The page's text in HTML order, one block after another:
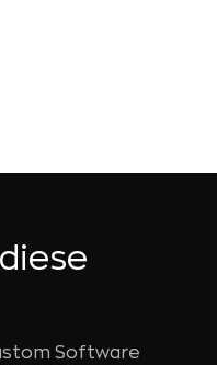
Software